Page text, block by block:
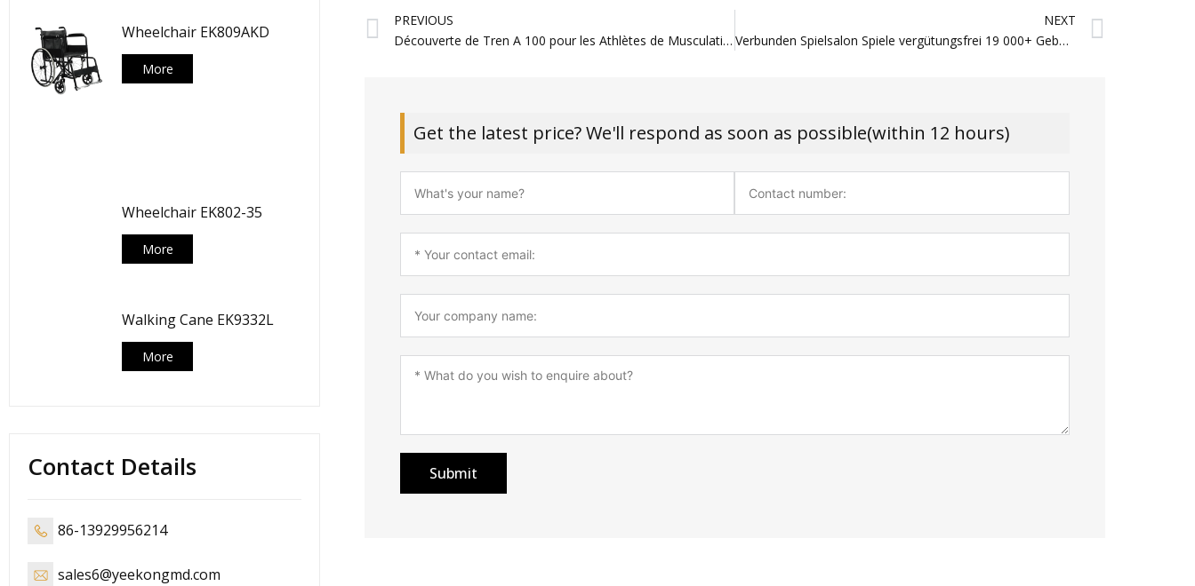
Wheelchair EK809AKD
More
Wheelchair EK802-35
More
Walking Cane EK9332L
More
Contact Details
86-13929956214
sales6@yeekongmd.com
Prev
PREVIOUS
Découverte de Tren A 100 pour les Athlètes de Musculation
NEXT
Verbunden Spielsalon Spiele vergütungsfrei 19 000+ Gebührenfrei Games
Get the latest price? We'll respond as soon as possible(within 12 hours)
Submit